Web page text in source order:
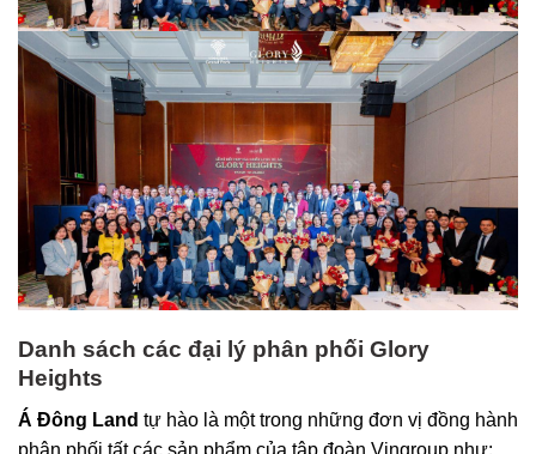
Danh sách các đại lý phân phối Glory
Heights
Á Đông Land tự hào là một trong những đơn vị đồng hành
phân phối tất các sản phẩm của tập đoàn Vingroup như: